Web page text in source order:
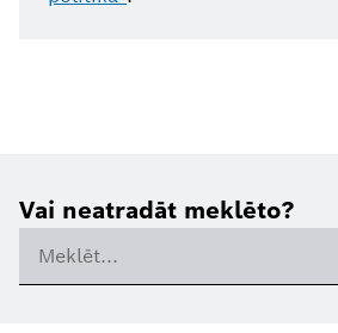
Vai neatradāt meklēto?